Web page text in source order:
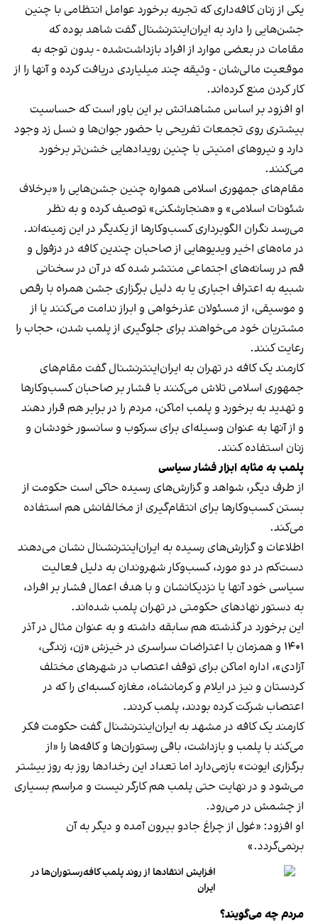
یکی از زنان کافه‌داری که تجربه برخورد عوامل انتظامی با چنین
جشن‌هایی را دارد به ایران‌اینترنشنال گفت شاهد بوده که
مقامات در بعضی موارد از افراد بازداشت‌‌شده - بدون توجه به
موقعیت مالی‌شان - وثیقه چند میلیاردی دریافت کرده و آنها را از
کار کردن منع کرده‌اند.
او افزود بر اساس مشاهداتش بر این باور است که حساسیت
بیشتری روی تجمعات تفریحی با حضور جوان‌ها و نسل زد وجود
دارد و نیروهای امنیتی با چنین رویدادهایی خشن‌تر برخورد
می‌کنند.
مقام‌های جمهوری اسلامی همواره چنین جشن‌هایی را «برخلاف
شئونات اسلامی» و «هنجارشکنی» توصیف کرده و به نظر
می‌رسد نگران الگوبرداری کسب‌وکارها از یکدیگر در این زمینه‌اند.
در ماه‌های اخیر ویدیوهایی از صاحبان چندین کافه در دزفول و
قم در رسانه‌های اجتماعی منتشر شده که در آن در سخنانی
شبیه به اعتراف اجباری یا به دلیل برگزاری جشن همراه با رقص
و موسیقی، از مسئولان عذرخواهی و ابراز ندامت می‌کنند یا از
مشتریان خود می‌خواهند برای جلوگیری از پلمب شدن، حجاب را
رعایت کنند.
کارمند یک کافه در تهران به ایران‌اینترنشنال گفت مقام‌های
جمهوری اسلامی تلاش می‌کنند با فشار بر صاحبان کسب‌وکارها
و تهدید به برخورد و پلمب اماکن، مردم را در برابر هم قرار دهند
و از آنها به عنوان وسیله‌ای برای سرکوب و سانسور خودشان و
زنان استفاده کنند.
پلمب به مثابه ابزار فشار سیاسی
از طرف دیگر، شواهد و گزارش‌های رسیده حاکی است حکومت از
بستن کسب‌وکارها برای انتقام‌گیری از مخالفانش هم استفاده
می‌کند.
اطلاعات و گزارش‌های رسیده به ایران‌اینترنشنال نشان می‌دهند
دست‌کم در دو مورد، کسب‌وکار شهروندان به دلیل فعالیت
سیاسی خود آنها یا نزدیکانشان و با هدف اعمال فشار بر افراد،
به دستور نهادهای حکومتی در تهران پلمب شده‌اند.
این برخورد در گذشته هم سابقه داشته و به عنوان مثال در آذر
۱۴۰۱ و همزمان با اعتراضات سراسری در خیزش «زن، زندگی،
آزادی»، اداره اماکن برای توقف اعتصاب در شهرهای مختلف
کردستان و نیز در ایلام و کرمانشاه، مغازه کسبه‌ای را که در
اعتصاب شرکت کرده بودند، پلمب کردند.
کارمند یک کافه در مشهد به ایران‌اینترنشنال گفت حکومت فکر
می‌کند با پلمب و بازداشت، باقی رستوران‌ها و کافه‌ها را «از
برگزاری ایونت» بازمی‌دارد اما تعداد این رخدادها روز به روز بیشتر
می‌شود و در نهایت حتی پلمب هم کارگر نیست و مراسم بسیاری
از چشمش در می‌رود.
او افزود: «غول از چراغ جادو بیرون آمده و دیگر به آن
برنمی‎‌گردد.»
افزایش انتقادها از روند پلمب کافه‌رستوران‌ها در
ایران
مردم چه می‌گویند؟